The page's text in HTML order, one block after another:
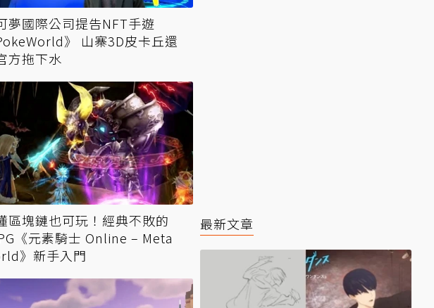
夢國際公司提告NFT手遊
》 山寨3D皮卡丘還
方拖下水
區塊鏈也可玩！經典不敗的
《元素騎士 Online – Meta
》新手入門
最新文章